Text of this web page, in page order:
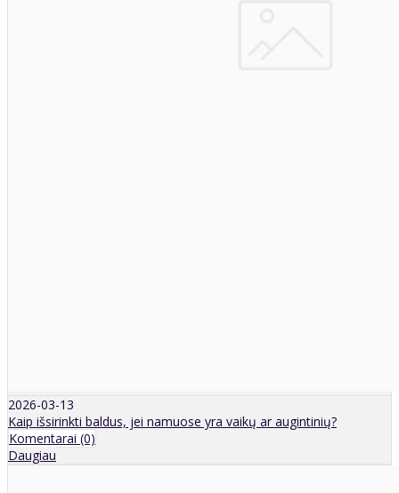
2026-03-13
Kaip išsirinkti baldus, jei namuose yra vaikų ar augintinių?
Komentarai (0)
Daugiau